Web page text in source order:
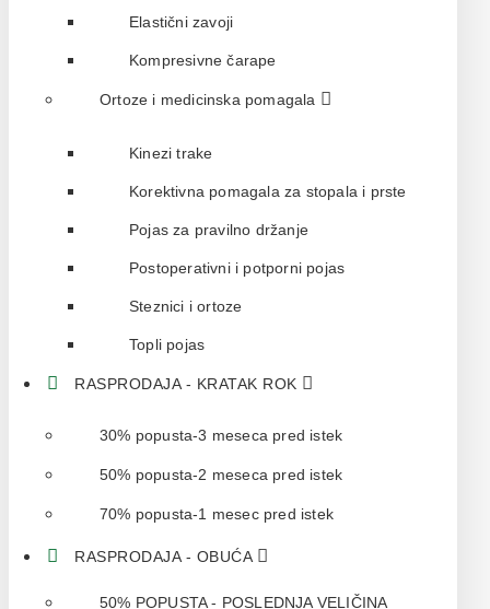
Elastični zavoji
Kompresivne čarape
Ortoze i medicinska pomagala
Kinezi trake
Korektivna pomagala za stopala i prste
Pojas za pravilno držanje
Postoperativni i potporni pojas
Steznici i ortoze
Topli pojas
RASPRODAJA - KRATAK ROK
30% popusta-3 meseca pred istek
50% popusta-2 meseca pred istek
70% popusta-1 mesec pred istek
RASPRODAJA - OBUĆA
50% POPUSTA - POSLEDNJA VELIČINA